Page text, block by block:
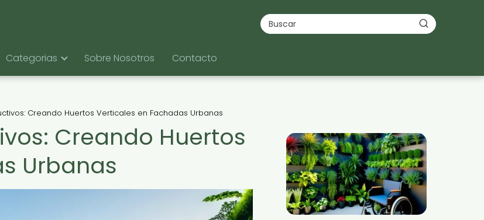
Categorias Sobre Nosotros Contacto
Creando Huertos Verticales en Fachadas Urbanas
Creando Huertos
Urbanas